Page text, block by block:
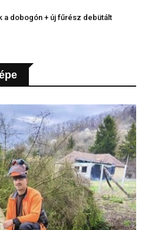
a dobogón + új fűrész debütált